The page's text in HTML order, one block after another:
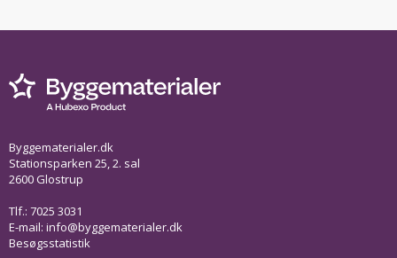
Byggematerialer.dk
Stationsparken 25, 2. sal
2600 Glostrup
Tlf.: 7025 3031
E-mail: info@byggematerialer.dk
Besøgsstatistik